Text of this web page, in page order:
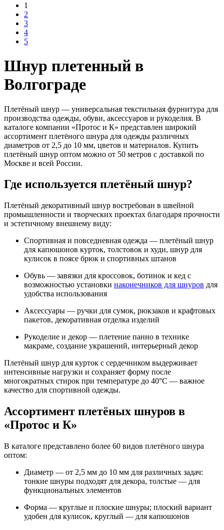
1
2
3
4
5
Шнур плетенный в
Волгограде
Плетёный шнур — универсальная текстильная фурнитура для
производства одежды, обуви, аксессуаров и рукоделия. В
каталоге компании «Протос и К» представлен широкий
ассортимент плетёного шнура для одежды различных
диаметров от 2,5 до 10 мм, цветов и материалов. Купить
плетёный шнур оптом можно от 50 метров с доставкой по
Москве и всей России.
Где используется плетёный шнур?
Плетёный декоративный шнур востребован в швейной
промышленности и творческих проектах благодаря прочности
и эстетичному внешнему виду:
Спортивная и повседневная одежда — плетёный шнур
для капюшонов курток, толстовок и худи, шнур для
кулисок в поясе брюк и спортивных штанов
Обувь — завязки для кроссовок, ботинок и кед с
возможностью установки наконечников для шнуров для
удобства использования
Аксессуары — ручки для сумок, рюкзаков и крафтовых
пакетов, декоративная отделка изделий
Рукоделие и декор — плетение панно в технике
макраме, создание украшений, интерьерный декор
Плетёный шнур для курток с сердечником выдерживает
интенсивные нагрузки и сохраняет форму после
многократных стирок при температуре до 40°C — важное
качество для спортивной одежды.
Ассортимент плетёных шнуров в
«Протос и К»
В каталоге представлено более 60 видов плетёного шнура
оптом:
Диаметр — от 2,5 мм до 10 мм для различных задач:
тонкие шнуры подходят для декора, толстые — для
функциональных элементов
Форма — круглые и плоские шнуры; плоский вариант
удобен для кулисок, круглый — для капюшонов